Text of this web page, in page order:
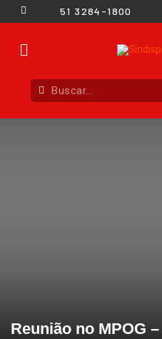
51 3284-1800
Reunião no MPOG